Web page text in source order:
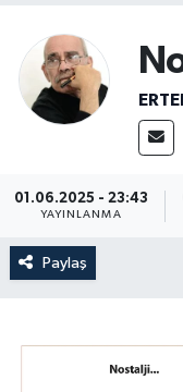
01.06.2025 - 23:43
YAYINLANMA
Paylaş